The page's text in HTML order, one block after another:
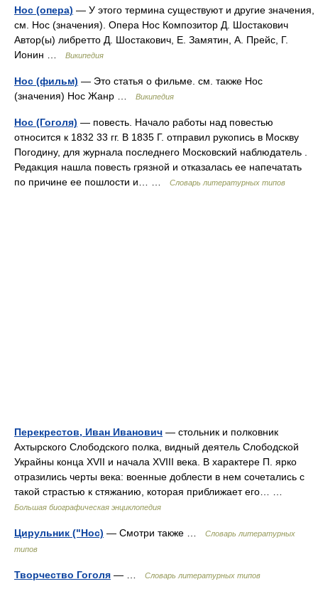
Нос (опера) — У этого термина существуют и другие значения,
см. Нос (значения). Опера Нос Композитор Д. Шостакович
Автор(ы) либретто Д. Шостакович, Е. Замятин, А. Прейс, Г.
Ионин …
Википедия
Нос (фильм) — Это статья о фильме. см. также Нос
(значения) Нос Жанр …
Википедия
Нос (Гоголя) — повесть. Начало работы над повестью
относится к 1832 33 гг. В 1835 Г. отправил рукопись в Москву
Погодину, для журнала последнего Московский наблюдатель .
Редакция нашла повесть грязной и отказалась ее напечатать
по причине ее пошлости и… …
Словарь литературных типов
Перекрестов, Иван Иванович — стольник и полковник
Ахтырского Слободского полка, видный деятель Слободской
Украйны конца XVII и начала XVIII века. В характере П. ярко
отразились черты века: военные доблести в нем сочетались с
такой страстью к стяжанию, которая приближает его… …
Большая биографическая энциклопедия
Цирульник ("Нос) — Смотри также …
Словарь литературных
типов
Творчество Гоголя — … Словарь литературных типов